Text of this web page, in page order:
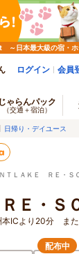
～日本最大級の宿・ホ
ログイン 会員
じゃらんパック
（交通＋宿泊）
日帰り・デイユース
ＴＬＡＫＥ ＲＥ・Ｓ
Ｅ・Ｓ
ICより20分 また
配布中